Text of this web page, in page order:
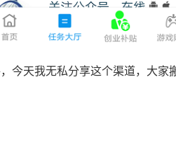
天我无私分享这个渠道，大家